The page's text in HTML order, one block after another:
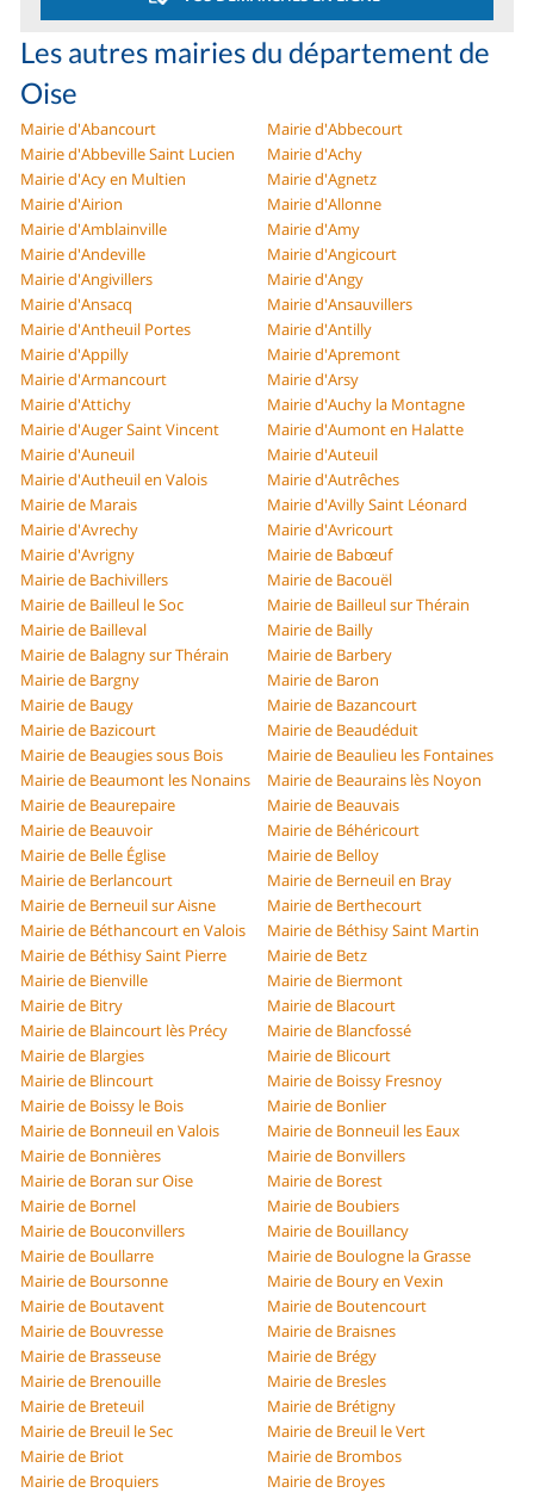
Les autres mairies du département de
Oise
Mairie d'Abancourt
Mairie d'Abbecourt
Mairie d'Abbeville Saint Lucien
Mairie d'Achy
Mairie d'Acy en Multien
Mairie d'Agnetz
Mairie d'Airion
Mairie d'Allonne
Mairie d'Amblainville
Mairie d'Amy
Mairie d'Andeville
Mairie d'Angicourt
Mairie d'Angivillers
Mairie d'Angy
Mairie d'Ansacq
Mairie d'Ansauvillers
Mairie d'Antheuil Portes
Mairie d'Antilly
Mairie d'Appilly
Mairie d'Apremont
Mairie d'Armancourt
Mairie d'Arsy
Mairie d'Attichy
Mairie d'Auchy la Montagne
Mairie d'Auger Saint Vincent
Mairie d'Aumont en Halatte
Mairie d'Auneuil
Mairie d'Auteuil
Mairie d'Autheuil en Valois
Mairie d'Autrêches
Mairie de Marais
Mairie d'Avilly Saint Léonard
Mairie d'Avrechy
Mairie d'Avricourt
Mairie d'Avrigny
Mairie de Babœuf
Mairie de Bachivillers
Mairie de Bacouël
Mairie de Bailleul le Soc
Mairie de Bailleul sur Thérain
Mairie de Bailleval
Mairie de Bailly
Mairie de Balagny sur Thérain
Mairie de Barbery
Mairie de Bargny
Mairie de Baron
Mairie de Baugy
Mairie de Bazancourt
Mairie de Bazicourt
Mairie de Beaudéduit
Mairie de Beaugies sous Bois
Mairie de Beaulieu les Fontaines
Mairie de Beaumont les Nonains
Mairie de Beaurains lès Noyon
Mairie de Beaurepaire
Mairie de Beauvais
Mairie de Beauvoir
Mairie de Béhéricourt
Mairie de Belle Église
Mairie de Belloy
Mairie de Berlancourt
Mairie de Berneuil en Bray
Mairie de Berneuil sur Aisne
Mairie de Berthecourt
Mairie de Béthancourt en Valois
Mairie de Béthisy Saint Martin
Mairie de Béthisy Saint Pierre
Mairie de Betz
Mairie de Bienville
Mairie de Biermont
Mairie de Bitry
Mairie de Blacourt
Mairie de Blaincourt lès Précy
Mairie de Blancfossé
Mairie de Blargies
Mairie de Blicourt
Mairie de Blincourt
Mairie de Boissy Fresnoy
Mairie de Boissy le Bois
Mairie de Bonlier
Mairie de Bonneuil en Valois
Mairie de Bonneuil les Eaux
Mairie de Bonnières
Mairie de Bonvillers
Mairie de Boran sur Oise
Mairie de Borest
Mairie de Bornel
Mairie de Boubiers
Mairie de Bouconvillers
Mairie de Bouillancy
Mairie de Boullarre
Mairie de Boulogne la Grasse
Mairie de Boursonne
Mairie de Boury en Vexin
Mairie de Boutavent
Mairie de Boutencourt
Mairie de Bouvresse
Mairie de Braisnes
Mairie de Brasseuse
Mairie de Brégy
Mairie de Brenouille
Mairie de Bresles
Mairie de Breteuil
Mairie de Brétigny
Mairie de Breuil le Sec
Mairie de Breuil le Vert
Mairie de Briot
Mairie de Brombos
Mairie de Broquiers
Mairie de Broyes